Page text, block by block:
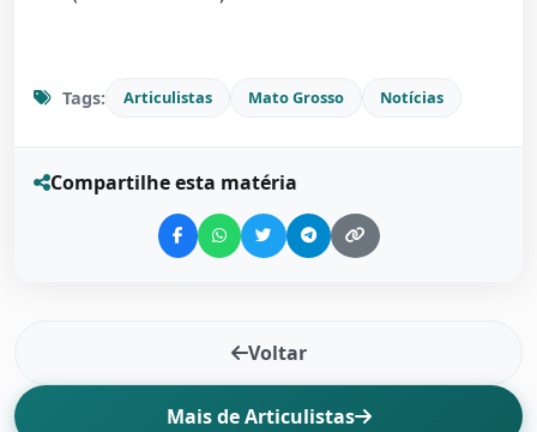
Tags: Articulistas Mato Grosso Notícias
Compartilhe esta matéria
Voltar
Mais de Articulistas